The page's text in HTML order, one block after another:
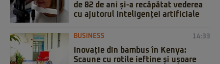
de 82 de ani și-a recăpătat vederea
cu ajutorul inteligenței artificiale
BUSINESS 14:33
Inovație din bambus în Kenya:
Scaune cu rotile ieftine și ușoare